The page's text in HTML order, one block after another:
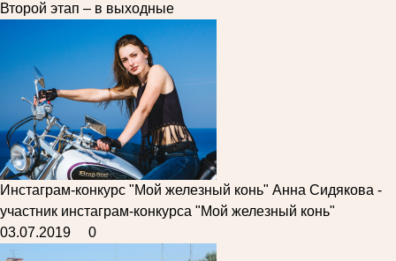
Второй этап – в выходные
Инстаграм-конкурс "Мой железный конь" Анна Сидякова -
участник инстаграм-конкурса "Мой железный конь"
03.07.2019
0